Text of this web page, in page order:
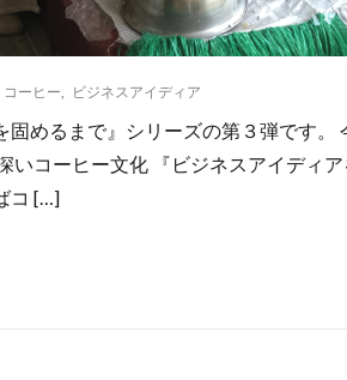
コーヒー ビジネスアイディア
固めるまで』シリーズの第３弾です
いコーヒー文化 『ビジネスアイディ
コ […]